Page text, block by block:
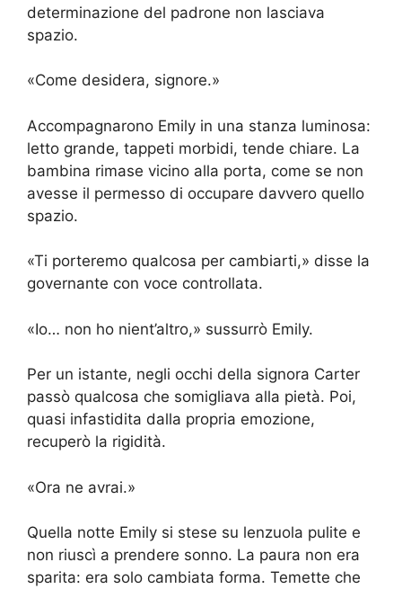
determinazione del padrone non lasciava
spazio.
«Come desidera, signore.»
Accompagnarono Emily in una stanza luminosa:
letto grande, tappeti morbidi, tende chiare. La
bambina rimase vicino alla porta, come se non
avesse il permesso di occupare davvero quello
spazio.
«Ti porteremo qualcosa per cambiarti,» disse la
governante con voce controllata.
«Io… non ho nient’altro,» sussurrò Emily.
Per un istante, negli occhi della signora Carter
passò qualcosa che somigliava alla pietà. Poi,
quasi infastidita dalla propria emozione,
recuperò la rigidità.
«Ora ne avrai.»
Quella notte Emily si stese su lenzuola pulite e
non riuscì a prendere sonno. La paura non era
sparita: era solo cambiata forma. Temette che